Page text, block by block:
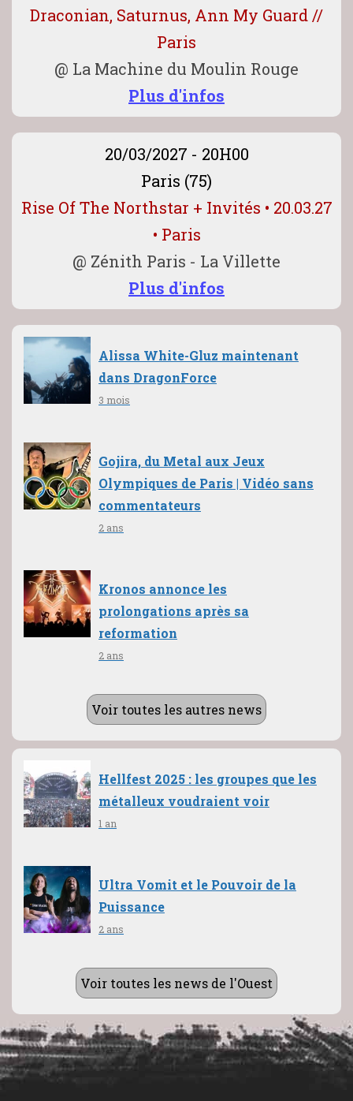
Draconian, Saturnus, Ann My Guard //
Paris
@ La Machine du Moulin Rouge
Plus d'infos
20/03/2027 - 20H00
Paris (75)
Rise Of The Northstar + Invités • 20.03.27
• Paris
@ Zénith Paris - La Villette
Plus d'infos
Alissa White-Gluz maintenant
dans DragonForce
3 mois
Gojira, du Metal aux Jeux
Olympiques de Paris | Vidéo sans
commentateurs
2 ans
Kronos annonce les
prolongations après sa
reformation
2 ans
Voir toutes les autres news
Hellfest 2025 : les groupes que les
métalleux voudraient voir
1 an
Ultra Vomit et le Pouvoir de la
Puissance
2 ans
Voir toutes les news de l'Ouest